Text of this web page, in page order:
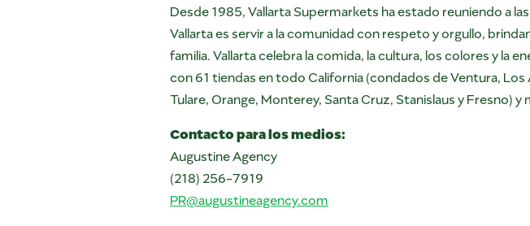
Desde 1985, Vallarta Supermarkets ha estado reuniendo a
Vallarta es servir a la comunidad con respeto y orgullo,
familia. Vallarta celebra la comida, la cultura, los colores y la
con 61 tiendas en todo California (condados de Ventura, Los
Tulare, Orange, Monterey, Santa Cruz, Stanislaus y Fresno) y
Contacto para los medios:
Augustine Agency
(218) 256-7919
PR@augustineagency.com